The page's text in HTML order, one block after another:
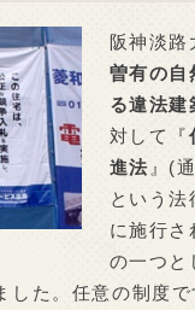
阪神淡路
曽有の自
る違法建
対して『
進法 』(
という
に施行さ
の一つと
した。任意の制度